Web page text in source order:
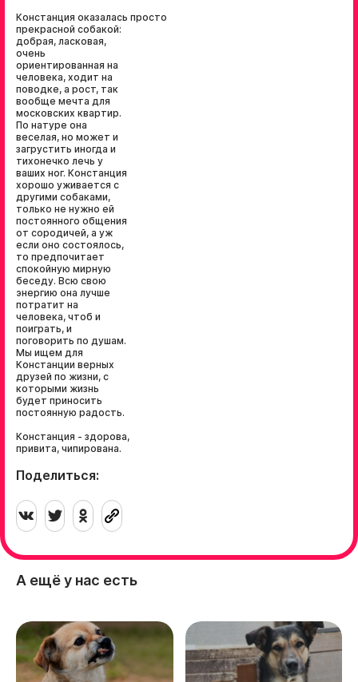
Констанция оказалась просто
прекрасной собакой:
добрая, ласковая,
очень
ориентированная на
человека, ходит на
поводке, а рост, так
вообще мечта для
московских квартир.
По натуре она
веселая, но может и
загрустить иногда и
тихонечко лечь у
ваших ног. Констанция
хорошо уживается с
другими собаками,
только не нужно ей
постоянного общения
от сородичей, а уж
если оно состоялось,
то предпочитает
спокойную мирную
беседу. Всю свою
энергию она лучше
потратит на
человека, чтоб и
поиграть, и
поговорить по душам.
Мы ищем для
Констанции верных
друзей по жизни, с
которыми жизнь
будет приносить
постоянную радость.
Констанция - здорова,
привита, чипирована.
Поделиться:
А ещё у нас есть